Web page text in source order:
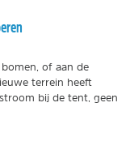
of aan de
terrein heeft
bij de tent, geen